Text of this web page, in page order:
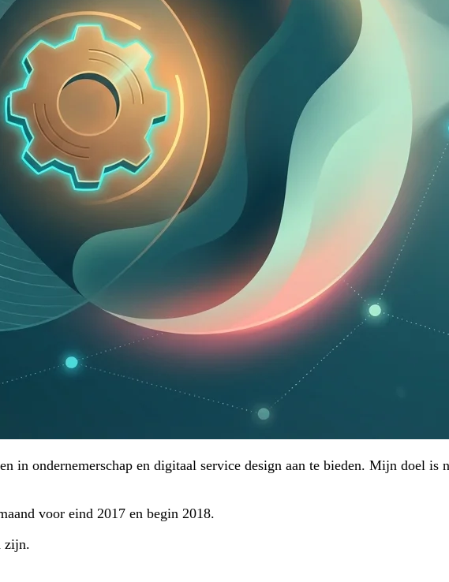
in ondernemerschap en digitaal service design aan te bieden. Mijn doel is
voor eind 2017 en begin 2018.
zijn.